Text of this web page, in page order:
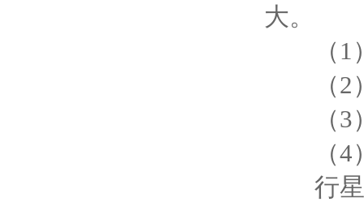
大。
（1）
（2）
（3）
（4）
行星